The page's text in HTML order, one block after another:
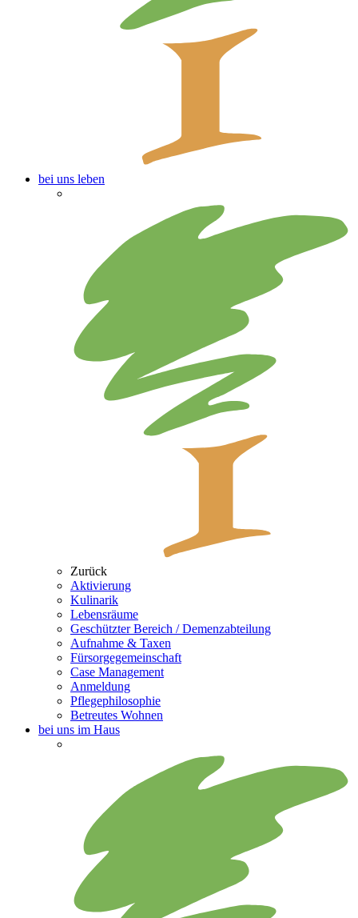
bei uns leben
Zurück
Aktivierung
Kulinarik
Lebensräume
Geschützter Bereich / Demenzabteilung
Aufnahme & Taxen
Fürsorgegemeinschaft
Case Management
Anmeldung
Pflegephilosophie
Betreutes Wohnen
bei uns im Haus